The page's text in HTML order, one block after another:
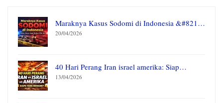
Maraknya Kasus Sodomi di Indonesia &#821…
20/04/2026
40 Hari Perang Iran israel amerika: Siap…
13/04/2026